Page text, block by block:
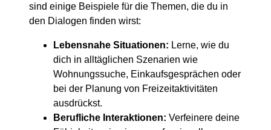
sind einige Beispiele für die Themen, die du in
den Dialogen finden wirst:
Lebensnahe Situationen: Lerne, wie du
dich in alltäglichen Szenarien wie
Wohnungssuche, Einkaufsgesprächen oder
bei der Planung von Freizeitaktivitäten
ausdrückst.
Berufliche Interaktionen: Verfeinere deine